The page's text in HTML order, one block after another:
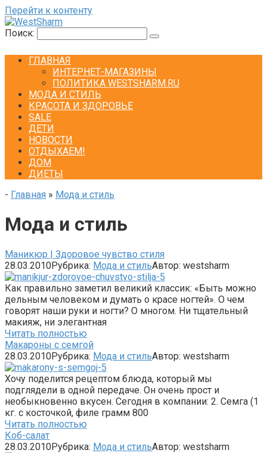
Перейти к контенту
Поиск:
ГЛАВНАЯ
ИНТЕРНЕТ-МАГАЗИНЫ
ПОЛИТИКА WESTSHARM.RU
МОДА И СТИЛЬ
КРАСОТА И ЗДОРОВЬЕ
SALE
ДЕТИ
НОВОСТИ
ОТДЫХАЕМ!
ДОМ
ДИЕТЫ
- Главная » Мода и стиль
Мода и стиль
Маникюр | Здоровое чувство стиля
28.03.2010Рубрика: Мода и стильАвтор: westsharm
Как правильно заметил великий классик: «Быть можно
дельным человеком и думать о красе ногтей». О чем
говорят наши руки и ногти? О многом. Ни тщательный
макияж, ни элегантная
Читать полностью
Макароны с семгой
28.03.2010Рубрика: Мода и стильАвтор: westsharm
Хочу поделится рецептом блюда, который мы
подглядели в одной передаче. Он очень прост и
необыкновенно вкусен. Сегодня в компании: 2. Семга (1
кг. с косточкой, филе грамм 800
Читать полностью
Коб-салат
28.03.2010Рубрика: Мода и стильАвтор: westsharm